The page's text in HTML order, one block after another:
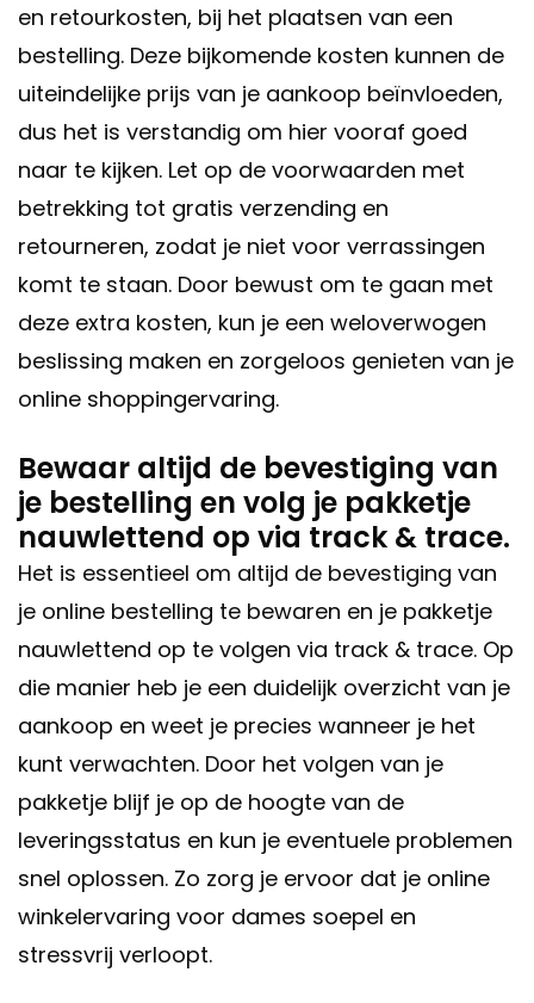
en retourkosten, bij het plaatsen van een
bestelling. Deze bijkomende kosten kunnen de
uiteindelijke prijs van je aankoop beïnvloeden,
dus het is verstandig om hier vooraf goed
naar te kijken. Let op de voorwaarden met
betrekking tot gratis verzending en
retourneren, zodat je niet voor verrassingen
komt te staan. Door bewust om te gaan met
deze extra kosten, kun je een weloverwogen
beslissing maken en zorgeloos genieten van je
online shoppingervaring.
Bewaar altijd de bevestiging van
je bestelling en volg je pakketje
nauwlettend op via track & trace.
Het is essentieel om altijd de bevestiging van
je online bestelling te bewaren en je pakketje
nauwlettend op te volgen via track & trace. Op
die manier heb je een duidelijk overzicht van je
aankoop en weet je precies wanneer je het
kunt verwachten. Door het volgen van je
pakketje blijf je op de hoogte van de
leveringsstatus en kun je eventuele problemen
snel oplossen. Zo zorg je ervoor dat je online
winkelervaring voor dames soepel en
stressvrij verloopt.